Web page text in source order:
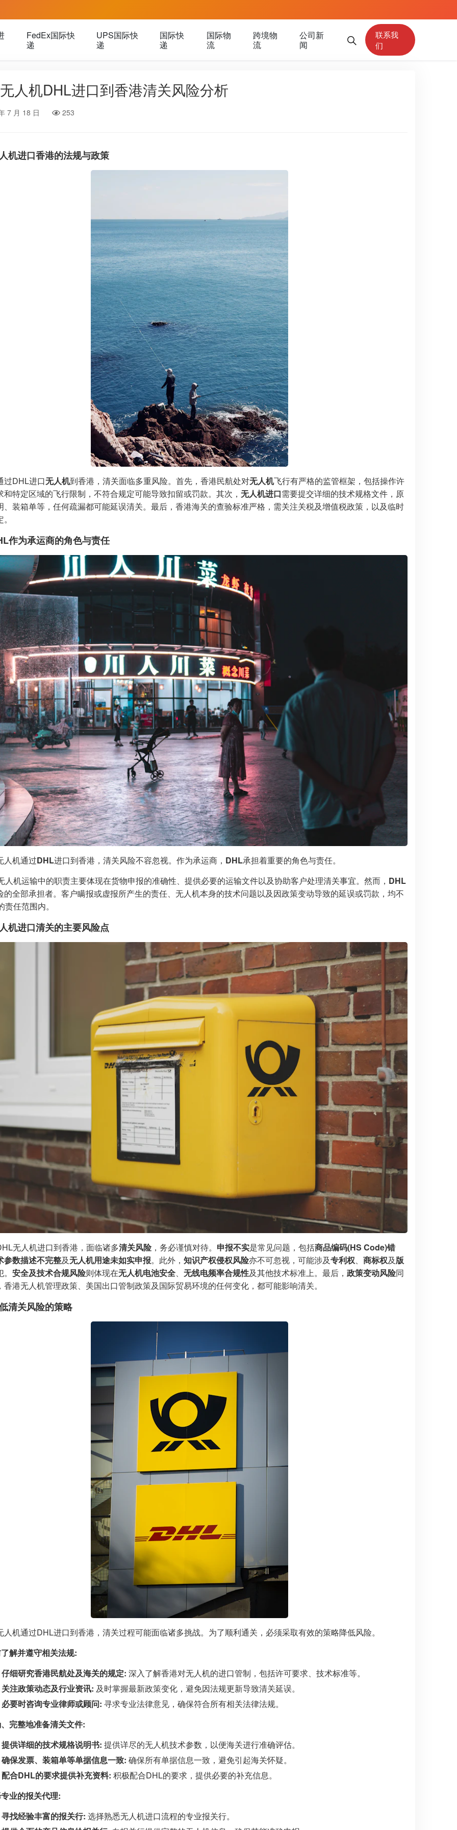
FedEx国际快
递
UPS国际快
递
国际快
递
国际物
流
跨境物
流
公司新
闻
联系我
们
人机DHL进口到香港清关风险分析
7 月 18 日 253
机进口香港的法规与政策
过DHL进口无人机到香港，清关面临多重风险。首先，香港民航处对无人机飞行有严格的监管框架，包括操作许
和特定区域的飞行限制，不符合规定可能导致扣留或罚款。其次， 无人机进口需要提交详细的技术规格文件，原
、装箱单等，任何疏漏都可能延误清关。最后，香港海关的查验标准严格，需关注关税及增值税政策，以及临时
作为承运商的角色与责任
人机通过DHL进口到香港，清关风险不容忽视。作为承运商， DHL承担着重要的角色与责任。
人机运输中的职责主要体现在货物申报的准确性、提供必要的运输文件以及协助客户处理清关事宜。然而， DHL
的全部承担者。客户瞒报或虚报所产生的责任、无人机本身的技术问题以及因政策变动导致的延误或罚款，均不
责任范围内。
机进口清关的主要风险点
无人机进口到香港，面临诸多清关风险，务必谨慎对待。 申报不实是常见问题，包括商品编码(HS Code)错
参数描述不完整及无人机用途未如实申报。此外， 知识产权侵权风险亦不可忽视，可能涉及专利权、 商标权及版
安全及技术合规风险则体现在无人机电池安全、 无线电频率合规性及其他技术标准上。最后， 政策变动风险同
香港无人机管理政策、美国出口管制政策及国际贸易环境的任何变化，都可能影响清关。
清关风险的策略
人机通过DHL进口到香港，清关过程可能面临诸多挑战。为了顺利通关，必须采取有效的策略降低风险。
解并遵守相关法规:
细研究香港民航处及海关的规定: 深入了解香港对无人机的进口管制，包括许可要求、技术标准等。
注政策动态及行业资讯: 及时掌握最新政策变化，避免因法规更新导致清关延误。
要时咨询专业律师或顾问: 寻求专业法律意见，确保符合所有相关法律法规。
完整地准备清关文件:
供详细的技术规格说明书: 提供详尽的无人机技术参数，以便海关进行准确评估。
保发票、装箱单等单据信息一致: 确保所有单据信息一致，避免引起海关怀疑。
合DHL的要求提供补充资料: 积极配合DHL的要求，提供必要的补充信息。
业的报关代理:
找经验丰富的报关行: 选择熟悉无人机进口流程的专业报关行。